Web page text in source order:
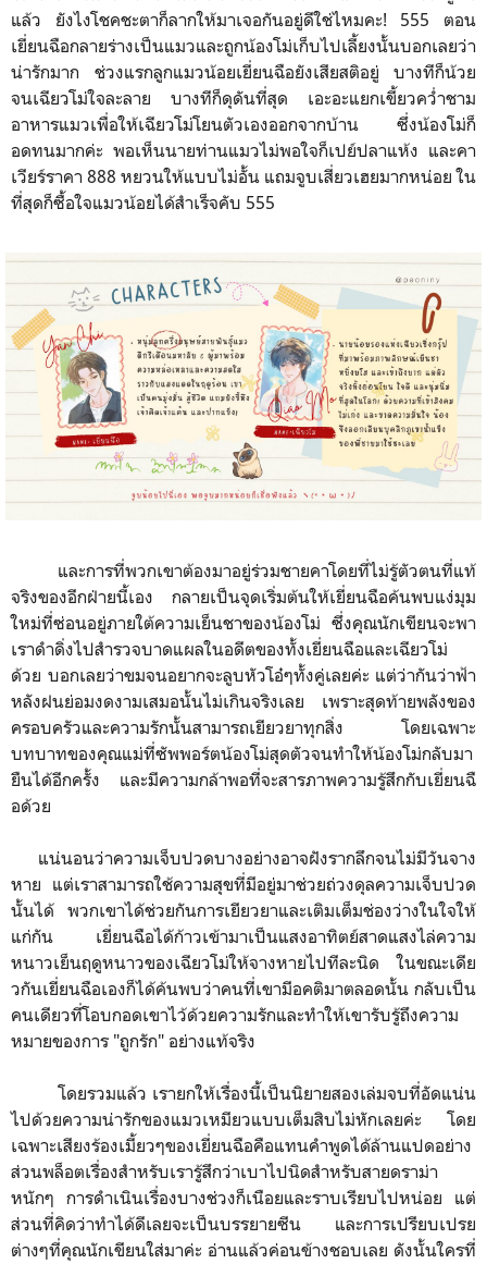
แล้ว ยังไงโชคชะตาก็ลากให้มาเจอกันอยู่ดีใช่ไหมคะ! 555 ตอน
เยี่ยนฉือกลายร่างเป็นแมวและถูกน้องโม่เก็บไปเลี้ยงนั้นบอกเลยว่า
น่ารักมาก ช่วงแรกลูกแมวน้อยเยี่ยนฉือยังเสียสติอยู่ บางทีก็น้วย
จนเฉียวโม่ใจละลาย บางทีก็ดุดันที่สุด เอะอะแยกเขี้ยวคว่ำชาม
อาหารแมวเพื่อให้เฉียวโม่โยนตัวเองออกจากบ้าน ซึ่งน้องโม่ก็
อดทนมากค่ะ พอเห็นนายท่านแมวไม่พอใจก็เปย์ปลาแห้ง และคา
เวียร์ราคา 888 หยวนให้แบบไม่อั้น แถมจูบเสี่ยวเฮยมากหน่อย ใน
ที่สุดก็ซื้อใจแมวน้อยได้สำเร็จคับ 555
และการที่พวกเขาต้องมาอยู่ร่วมชายคาโดยที่ไม่รู้ตัวตนที่แท้
จริงของอีกฝ่ายนี้เอง กลายเป็นจุดเริ่มต้นให้เยี่ยนฉือค้นพบแง่มุม
ใหม่ที่ซ่อนอยู่ภายใต้ความเย็นชาของน้องโม่ ซึ่งคุณนักเขียนจะพา
เราดำดิ่งไปสำรวจบาดแผลในอดีตของทั้งเยี่ยนฉือและเฉียวโม่
ด้วย บอกเลยว่าขมจนอยากจะลูบหัวโอ๋ๆทั้งคู่เลยค่ะ แต่ว่ากันว่าฟ้า
หลังฝนย่อมงดงามเสมอนั้นไม่เกินจริงเลย เพราะสุดท้ายพลังของ
ครอบครัวและความรักนั้นสามารถเยียวยาทุกสิ่ง โดยเฉพาะ
บทบาทของคุณแม่ที่ซัพพอร์ตน้องโม่สุดตัวจนทำให้น้องโม่กลับมา
ยืนได้อีกครั้ง และมีความกล้าพอที่จะสารภาพความรู้สึกกับเยี่ยนฉื
อด้วย
แน่นอนว่าความเจ็บปวดบางอย่างอาจฝังรากลึกจนไม่มีวันจาง
หาย แต่เราสามารถใช้ความสุขที่มีอยู่มาช่วยถ่วงดุลความเจ็บปวด
นั้นได้ พวกเขาได้ช่วยกันการเยียวยาและเติมเต็มช่องว่างในใจให้
แก่กัน เยี่ยนฉือได้ก้าวเข้ามาเป็นแสงอาทิตย์สาดแสงไล่ความ
หนาวเย็นฤดูหนาวของเฉียวโม่ให้จางหายไปทีละนิด ในขณะเดีย
วกันเยี่ยนฉือเองก็ได้ค้นพบว่าคนที่เขามีอคติมาตลอดนั้น กลับเป็น
คนเดียวที่โอบกอดเขาไว้ด้วยความรักและทำให้เขารับรู้ถึงความ
หมายของการ "ถูกรัก" อย่างแท้จริง
โดยรวมแล้ว เรายกให้เรื่องนี้เป็นนิยายสองเล่มจบที่อัดแน่น
ไปด้วยความน่ารักของแมวเหมียวแบบเต็มสิบไม่หักเลยค่ะ โดย
เฉพาะเสียงร้องเมี้ยวๆของเยี่ยนฉือคือแทนคำพูดได้ล้านแปดอย่าง
ส่วนพล็อตเรื่องสำหรับเรารู้สึกว่าเบาไปนิดสำหรับสายดราม่า
หนักๆ การดำเนินเรื่องบางช่วงก็เนือยและราบเรียบไปหน่อย แต่
ส่วนที่คิดว่าทำได้ดีเลยจะเป็นบรรยายซีน และการเปรียบเปรย
ต่างๆที่คุณนักเขียนใส่มาค่ะ อ่านแล้วค่อนข้างชอบเลย ดังนั้นใครที่